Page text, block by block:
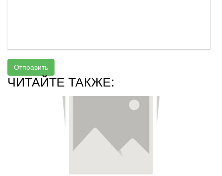
Отправить
ЧИТАЙТЕ ТАКЖЕ: